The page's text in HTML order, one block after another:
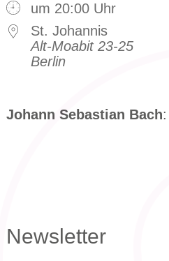
um 20:00 Uhr
St. Johannis
Alt-Moabit 23-25
Berlin
Johann Sebastian Bach:
Newsletter